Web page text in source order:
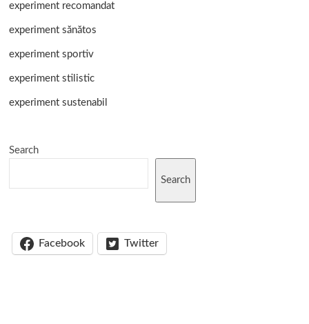
experiment recomandat
experiment sănătos
experiment sportiv
experiment stilistic
experiment sustenabil
Search
Search
Facebook Twitter